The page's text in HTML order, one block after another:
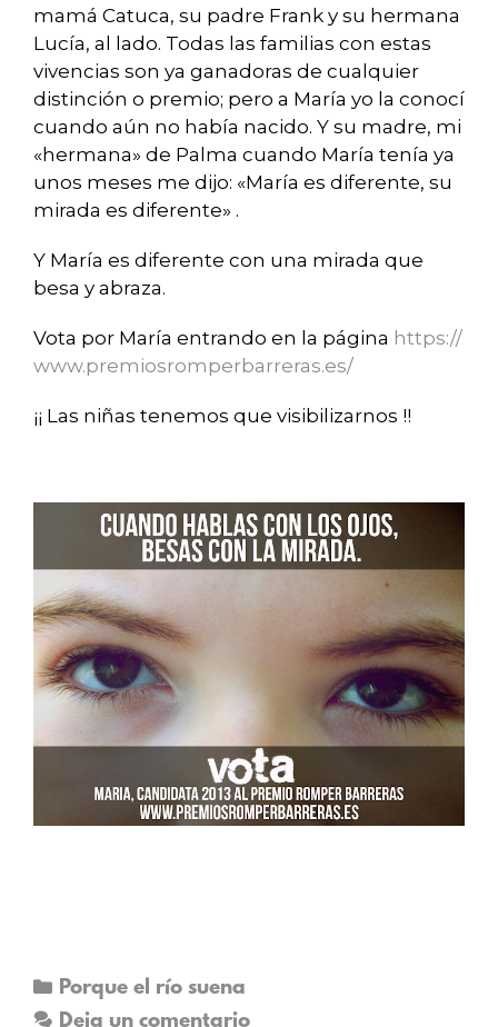
mamá Catuca, su padre Frank y su hermana
Lucía, al lado. Todas las familias con estas
vivencias son ya ganadoras de cualquier
distinción o premio; pero a María yo la conocí
cuando aún no había nacido. Y su madre, mi
«hermana» de Palma cuando María tenía ya
unos meses me dijo: «María es diferente, su
mirada es diferente» .
Y María es diferente con una mirada que
besa y abraza.
Vota por María entrando en la página https://
www.premiosromperbarreras.es/
¡¡ Las niñas tenemos que visibilizarnos !!
Porque el río suena
Deja un comentario